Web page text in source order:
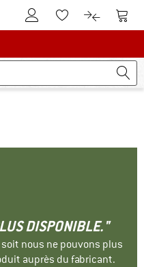
Vers le compte client
Vers la liste
Vers le
DISPONIBLE."
nous ne pouvons plus
auprès du fabricant.